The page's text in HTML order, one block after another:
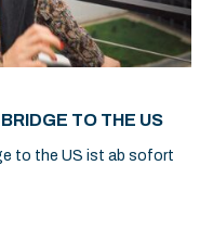
TO THE US
to the US ist ab sofort